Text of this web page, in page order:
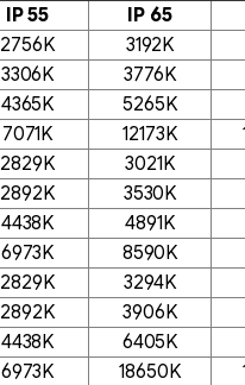
IP 55
IP 65
2756K
3192K
3306K
3776K
4365K
5265K
7071K 12173K
2829K
3021K
2892K
3530K
4438K
4891K
6973K 8590K
2829K
3294K
2892K
3906K
4438K
6405K
6973K 18650K